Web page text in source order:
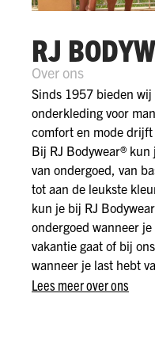
RJ
Over ons
Sinds 1957 bieden
onderkleding voor
comfort en mode drijft
Bij RJ Bodywear®
van ondergoed, van
tot aan de leukste
kun je bij RJ
ondergoed wanneer
vakantie gaat of bij
wanneer je last hebt
Lees meer over ons